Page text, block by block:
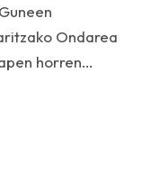
Ondarea
horren…